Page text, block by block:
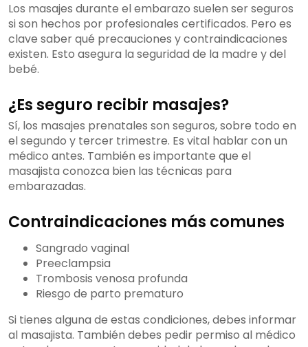
Los masajes durante el embarazo suelen ser seguros
si son hechos por profesionales certificados. Pero es
clave saber qué precauciones y contraindicaciones
existen. Esto asegura la seguridad de la madre y del
bebé.
¿Es seguro recibir masajes?
Sí, los masajes prenatales son seguros, sobre todo en
el segundo y tercer trimestre. Es vital hablar con un
médico antes. También es importante que el
masajista conozca bien las técnicas para
embarazadas.
Contraindicaciones más comunes
Sangrado vaginal
Preeclampsia
Trombosis venosa profunda
Riesgo de parto prematuro
Si tienes alguna de estas condiciones, debes informar
al masajista. También debes pedir permiso al médico